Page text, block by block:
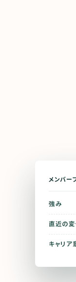
メンバー
強み
直近の
キャリア